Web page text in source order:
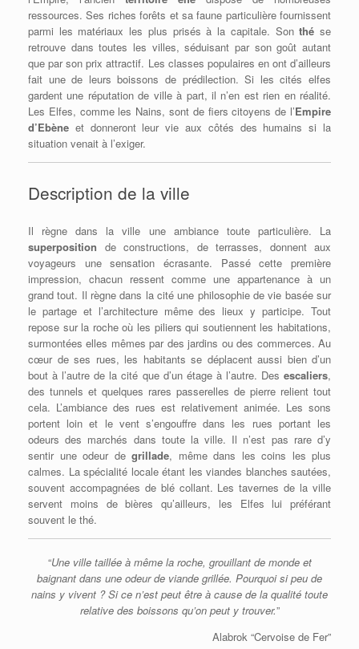
ressources. Ses riches forêts et sa faune particulière fournissent
parmi les matériaux les plus prisés à la capitale. Sonthé se
retrouve dans toutes les villes, séduisant par son goût autant
que par son prix attractif. Les classes populaires en ont d’ailleurs
fait une de leurs boissons de prédilection. Si les cités elfes
gardent une réputation de ville à part, il n’en est rien en réalité.
Les Elfes, comme les Nains, sont de fiers citoyens de l’Empire
d’Ebène et donneront leur vie aux côtés des humains si la
situation venait à l’exiger.
Description de la ville
Il règne dans la ville une ambiance toute particulière. La
superposition de constructions, de terrasses, donnent aux
voyageurs une sensation écrasante. Passé cette première
impression, chacun ressent comme une appartenance à un
grand tout. Il règne dans la cité une philosophie de vie basée sur
le partage et l’architecture même des lieux y participe. Tout
repose sur la roche où les piliers qui soutiennent les habitations,
surmontées elles mêmes par des jardins ou des commerces. Au
cœur de ses rues, les habitants se déplacent aussi bien d’un
bout à l’autre de la cité que d’un étage à l’autre. Des escaliers,
des tunnels et quelques rares passerelles de pierre relient tout
cela. L’ambiance des rues est relativement animée. Les sons
portent loin et le vent s’engouffre dans les rues portant les
odeurs des marchés dans toute la ville. Il n’est pas rare d’y
sentir une odeur de grillade, même dans les coins les plus
calmes. La spécialité locale étant les viandes blanches sautées,
souvent accompagnées de blé collant. Les tavernes de la ville
servent moins de bières qu’ailleurs, les Elfes lui préférant
souvent le thé.
“Une ville taillée à même la roche, grouillant de monde et
baignant dans une odeur de viande grillée. Pourquoi si peu de
nains y vivent ? Si ce n’est peut être à cause de la qualité toute
relative des boissons qu’on peut y trouver.”
Alabrok “Cervoise de Fer”